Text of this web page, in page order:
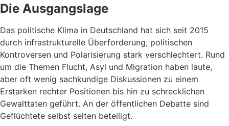
Die Ausgangslage
Das politische Klima in Deutschland hat sich seit 2015
durch infrastrukturelle Überforderung, politischen
Kontroversen und Polarisierung stark verschlechtert. Rund
um die Themen Flucht, Asyl und Migration haben laute,
aber oft wenig sachkundige Diskussionen zu einem
Erstarken rechter Positionen bis hin zu schrecklichen
Gewalttaten geführt. An der öffentlichen Debatte sind
Geflüchtete selbst selten beteiligt.